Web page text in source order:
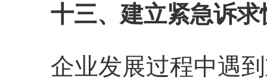
十三、建立紧急诉
企业发展过程中遇